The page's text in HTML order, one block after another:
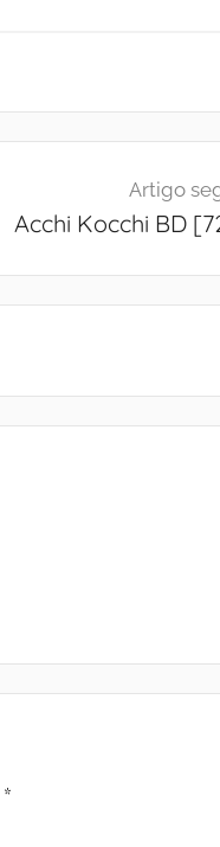
Artigo
Acchi Kocchi BD
*